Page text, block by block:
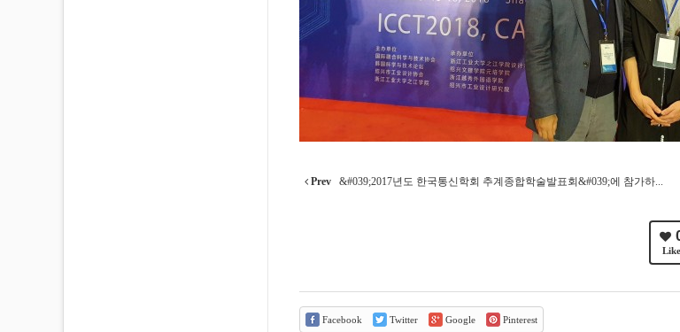
Prev &#039;2017년도 한국통신학회 추계종합학술발표회&#039;에 참가하...
Like
Facebook Twitter Google Pinterest